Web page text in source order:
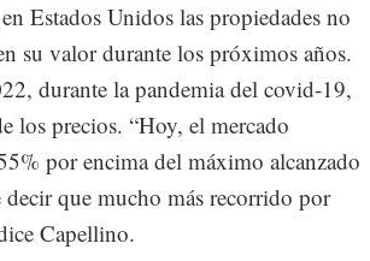
Estados Unidos las propiedades no
su valor durante los próximos años.
durante la pandemia del covid-19,
los precios. “Hoy, el mercado
por encima del máximo alcanzado
que mucho más recorrido por
Capellino.